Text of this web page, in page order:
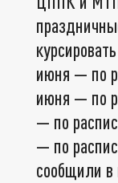
июня — по
июня — по
— по
— по
сообщили в